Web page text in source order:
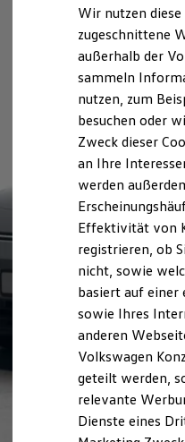
Elektroautos
ID. Tutorials
Reichweite
Reichweite
Reichweite
Laden
Laden
Laden
Batterie
Sicherheit
Garantie
Technologie
Kosten und Kauf
E-Auto-
Software und
Die ID.
ID.
Digitale
Wir nutzen
zugeschnittene
außerhalb der
sammeln
nutzen, zum
besuchen oder
Zweck dieser
an Ihre
werden
Effektivität von
registrieren, ob
nicht, sowie
basiert auf
sowie Ihres
anderen
Volkswagen
geteilt werden,
relevante
Dienste eines